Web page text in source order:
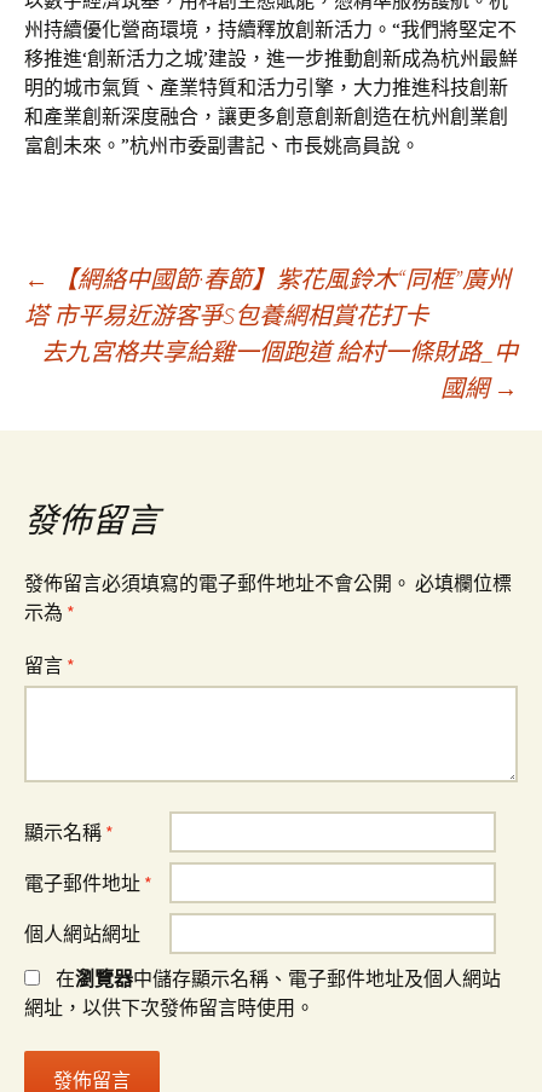
州持續優化營商環境，持續釋放創新活力。“我們將堅定不
移推進‘創新活力之城’建設，進一步推動創新成為杭州最鮮
明的城市氣質、產業特質和活力引擎，大力推進科技創新
和產業創新深度融合，讓更多創意創新創造在杭州創業創
富創未來。”杭州市委副書記、市長姚高員說。
文
章
導
覽
←
【網絡中國節·春節】紫花風鈴木“同框”廣州
塔 市平易近游客爭S包養網相賞花打卡
去九宮格共享給雞一個跑道 給村一條財路_中
國網 →
發佈留言
發佈留言必須填寫的電子郵件地址不會公開。 必填欄位標
示為 *
留言 *
顯示名稱 *
電子郵件地址 *
個人網站網址
在瀏覽器中儲存顯示名稱、電子郵件地址及個人網站
網址，以供下次發佈留言時使用。